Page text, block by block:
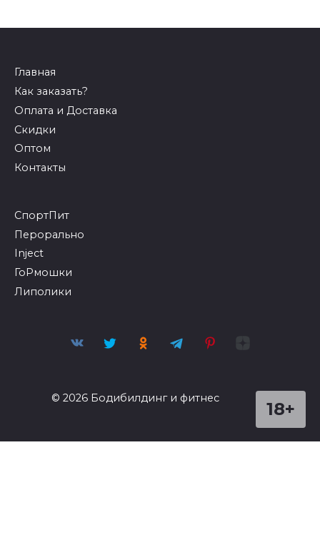
Главная
Как заказать?
Оплата и Доставка
Скидки
Оптом
Контакты
СпортПит
Перорально
Inject
ГоРмошки
Липолики
18+
© 2026 Бодибилдинг и фитнес